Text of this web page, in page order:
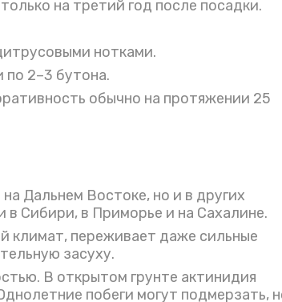
на третий год после посадки.
нотками.
2–3 бутона.
обычно на протяжении 25
Дальнем Востоке, но и в других
в Сибири, в Приморье и на Сахалине.
климат, переживает даже сильные
засуху.
В открытом грунте актинидия
побеги могут подмерзать,